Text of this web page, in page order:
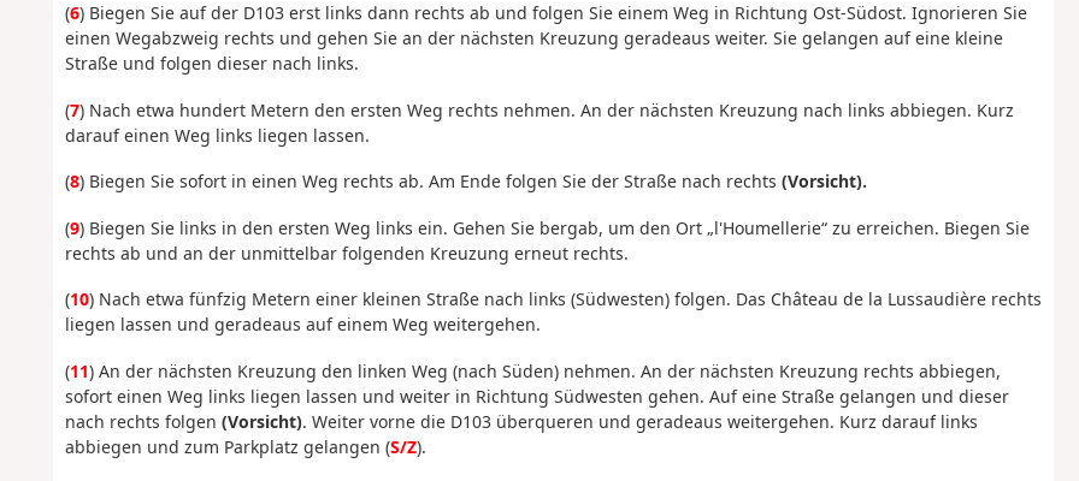
(6) Biegen Sie auf der D103 erst links dann rechts ab und folgen Sie einem Weg in Richtung Ost-Südost. Ignorieren Sie
einen Wegabzweig rechts und gehen Sie an der nächsten Kreuzung geradeaus weiter. Sie gelangen auf eine kleine
Straße und folgen dieser nach links.
(7) Nach etwa hundert Metern den ersten Weg rechts nehmen. An der nächsten Kreuzung nach links abbiegen. Kurz
darauf einen Weg links liegen lassen.
(8) Biegen Sie sofort in einen Weg rechts ab. Am Ende folgen Sie der Straße nach rechts (Vorsicht).
(9) Biegen Sie links in den ersten Weg links ein. Gehen Sie bergab, um den Ort „l'Houmellerie“ zu erreichen. Biegen Sie
rechts ab und an der unmittelbar folgenden Kreuzung erneut rechts.
(10) Nach etwa fünfzig Metern einer kleinen Straße nach links (Südwesten) folgen. Das Château de la Lussaudière rechts
liegen lassen und geradeaus auf einem Weg weitergehen.
(11) An der nächsten Kreuzung den linken Weg (nach Süden) nehmen. An der nächsten Kreuzung rechts abbiegen,
sofort einen Weg links liegen lassen und weiter in Richtung Südwesten gehen. Auf eine Straße gelangen und dieser
nach rechts folgen (Vorsicht). Weiter vorne die D103 überqueren und geradeaus weitergehen. Kurz darauf links
abbiegen und zum Parkplatz gelangen (S/Z).